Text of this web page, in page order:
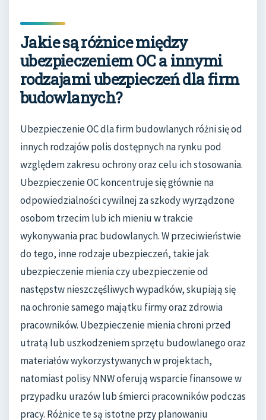
Jakie są różnice między
ubezpieczeniem OC a innymi
rodzajami ubezpieczeń dla firm
budowlanych?
Ubezpieczenie OC dla firm budowlanych różni się od
innych rodzajów polis dostępnych na rynku pod
względem zakresu ochrony oraz celu ich stosowania.
Ubezpieczenie OC koncentruje się głównie na
odpowiedzialności cywilnej za szkody wyrządzone
osobom trzecim lub ich mieniu w trakcie
wykonywania prac budowlanych. W przeciwieństwie
do tego, inne rodzaje ubezpieczeń, takie jak
ubezpieczenie mienia czy ubezpieczenie od
następstw nieszczęśliwych wypadków, skupiają się
na ochronie samego majątku firmy oraz zdrowia
pracowników. Ubezpieczenie mienia chroni przed
utratą lub uszkodzeniem sprzętu budowlanego oraz
materiałów wykorzystywanych w projektach,
natomiast polisy NNW oferują wsparcie finansowe w
przypadku urazów lub śmierci pracowników podczas
pracy. Różnice te są istotne przy planowaniu